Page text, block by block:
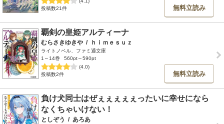
投稿数21件
無料立読み
覇剣の皇姫アルティーナ
むらさきゆきや / ｈｉｍｅｓｕｚ
ライトノベル、ファミ通文庫
1～14巻
560pt～590pt
(4.0)
投稿数2件
無料立読み
負け犬同士はぜぇぇぇぇぇったいに幸せになら
なくちゃいけない！
としぞう / あろあ